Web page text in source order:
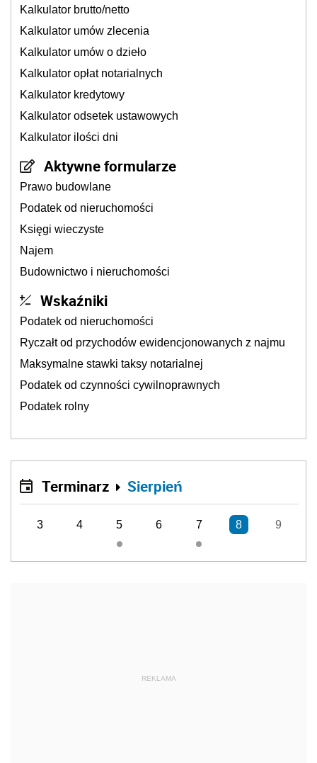
Kalkulator brutto/netto
Kalkulator umów zlecenia
Kalkulator umów o dzieło
Kalkulator opłat notarialnych
Kalkulator kredytowy
Kalkulator odsetek ustawowych
Kalkulator ilości dni
Aktywne formularze
Prawo budowlane
Podatek od nieruchomości
Księgi wieczyste
Najem
Budownictwo i nieruchomości
Wskaźniki
Podatek od nieruchomości
Ryczałt od przychodów ewidencjonowanych z najmu
Maksymalne stawki taksy notarialnej
Podatek od czynności cywilnoprawnych
Podatek rolny
Terminarz Sierpień
3 4 5 6 7 8 9
REKLAMA